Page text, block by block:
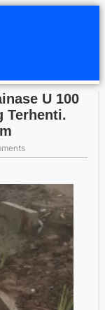
U 100
Terhenti.